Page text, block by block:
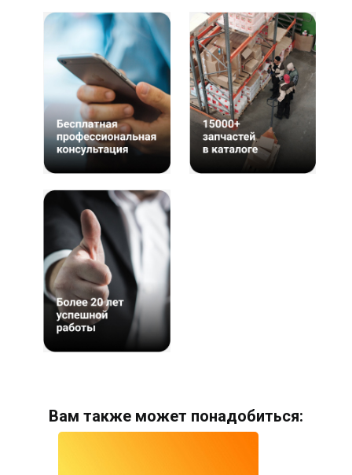
Вам также может понадобиться: